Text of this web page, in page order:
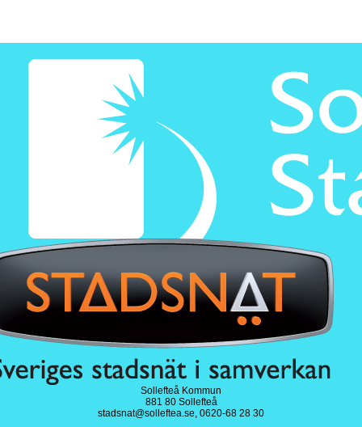
Sollefteå Kommun
881 80 Sollefteå
stadsnat@solleftea.se, 0620-68 28 30